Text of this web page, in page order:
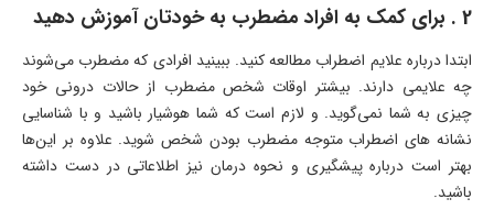
2 . برای کمک به افراد مضطرب به خودتان آموزش دهید
ابتدا درباره علایم اضطراب مطالعه کنید. ببینید افرادی که مضطرب می‌شوند
چه علایمی دارند. بیشتر اوقات شخص مضطرب از حالات درونی خود
چیزی به شما نمی‌گوید. و لازم است که شما هوشیار باشید و با شناسایی
نشانه های اضطراب متوجه مضطرب بودن شخص شوید. علاوه بر این‌ها
بهتر است درباره پیشگیری و نحوه درمان نیز اطلاعاتی در دست داشته
باشید.